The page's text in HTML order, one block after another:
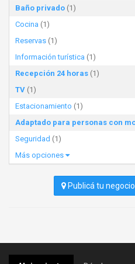
Baño privado (1)
Cocina (1)
Reservas (1)
Información turística (1)
Recepción 24 horas (1)
TV (1)
Estacionamiento (1)
Seguridad (1)
Más opciones
Publicá tu negocio